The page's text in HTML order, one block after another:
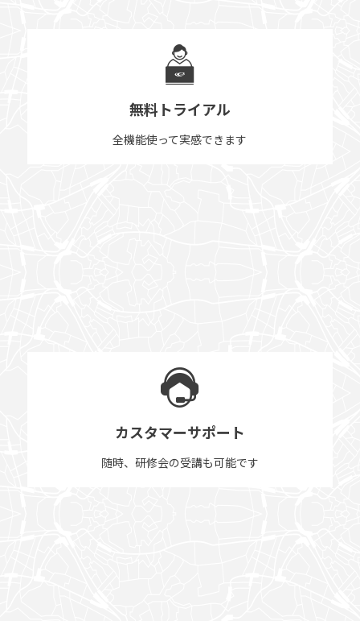
無料トライアル
全機能使って実感できます
カスタマーサポート
随時、研修会の受講も可能です